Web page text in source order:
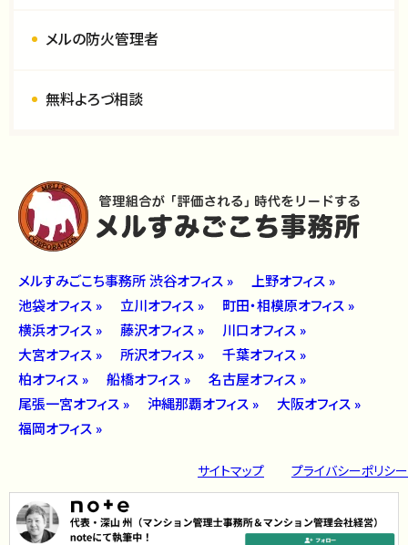
メルの防火管理者
無料よろづ相談
メルすみごこち事務所 渋谷オフィス »
上野オフィス »
池袋オフィス »
立川オフィス »
町田・相模原オフィス »
横浜オフィス »
藤沢オフィス »
川口オフィス »
大宮オフィス »
所沢オフィス »
千葉オフィス »
柏オフィス »
船橋オフィス »
名古屋オフィス »
尾張一宮オフィス »
沖縄那覇オフィス »
大阪オフィス »
福岡オフィス »
サイトマップ プライバシーポリシー